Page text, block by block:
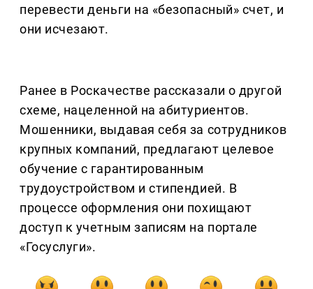
перевести деньги на «безопасный» счет, и
они исчезают.
Ранее в Роскачестве рассказали о другой
схеме, нацеленной на абитуриентов.
Мошенники, выдавая себя за сотрудников
крупных компаний, предлагают целевое
обучение с гарантированным
трудоустройством и стипендией. В
процессе оформления они похищают
доступ к учетным записям на портале
«Госуслуги».